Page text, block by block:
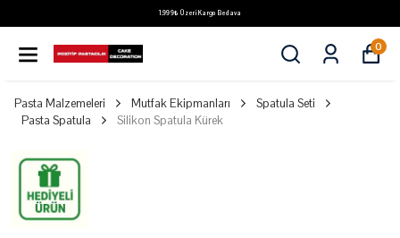
1.999₺ Üzeri Kargo Bedava
0
Pasta Malzemeleri Mutfak Ekipmanları
Spatula Seti
Pasta Spatula
Silikon Spatula Kürek